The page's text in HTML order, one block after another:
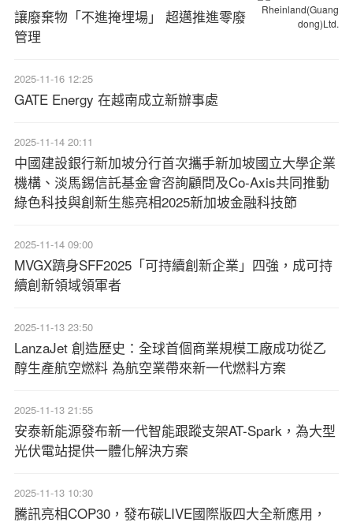
讓廢棄物「不進掩埋場」 超邁推進零廢
管理
2025-11-16 12:25
GATE Energy 在越南成立新辦事處
2025-11-14 20:11
中國建設銀行新加坡分行首次攜手新加坡國立大學企業
機構、淡馬錫信託基金會咨詢顧問及Co-Axis共同推動
綠色科技與創新生態亮相2025新加坡金融科技節
2025-11-14 09:00
MVGX躋身SFF2025「可持續創新企業」四強，成可持
續創新領域領軍者
2025-11-13 23:50
LanzaJet 創造歷史：全球首個商業規模工廠成功從乙
醇生產航空燃料 為航空業帶來新一代燃料方案
2025-11-13 21:55
安泰新能源發布新一代智能跟蹤支架AT-Spark，為大型
光伏電站提供一體化解決方案
2025-11-13 10:30
騰訊亮相COP30，發布碳LIVE國際版四大全新應用，